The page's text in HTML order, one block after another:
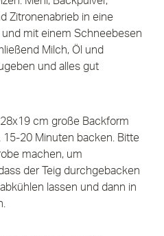
Zitronenabrieb in eine
mit einem Schneebesen
Milch, Öl und
und alles gut
28x19 cm große Backform
15-20 Minuten backen. Bitte
machen, um
der Teig durchgebacken
lassen und dann in